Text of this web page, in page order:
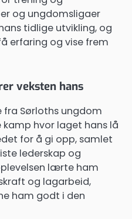
og ungdomsligaer
tidlige utvikling, og
erfaring og vise frem
veksten hans
fra Sørloths ungdom
hvor laget hans lå
for å gi opp, samlet
lederskap og
lærte ham
og lagarbeid,
ham godt i den